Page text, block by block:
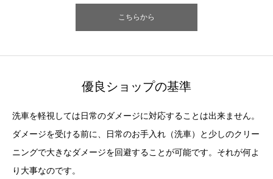
こちらから
優良ショップの基準
洗車を軽視しては日常のダメージに対応することは出来ません。
ダメージを受ける前に、日常のお手入れ（洗車）と少しのクリー
ニングで大きなダメージを回避することが可能です。それが何よ
り大事なのです。